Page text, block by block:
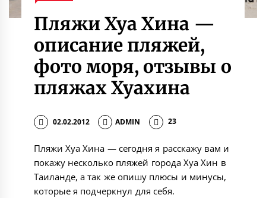
Пляжи Хуа Хина —
описание пляжей,
фото моря, отзывы о
пляжах Хуахина
02.02.2012 ADMIN 23
Пляжи Хуа Хина — сегодня я расскажу вам и
покажу несколько пляжей города Хуа Хин в
Таиланде, а так же опишу плюсы и минусы,
которые я подчеркнул для себя.